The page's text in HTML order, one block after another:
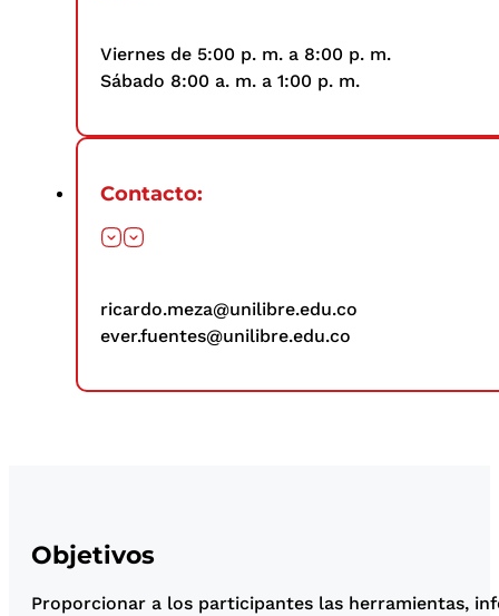
Viernes de 5:00 p. m. a 8:00 p. m.
Sábado 8:00 a. m. a 1:00 p. m.
Contacto:
ricardo.meza@unilibre.edu.co
ever.fuentes@unilibre.edu.co
Objetivos
Proporcionar a los participantes las herramientas,